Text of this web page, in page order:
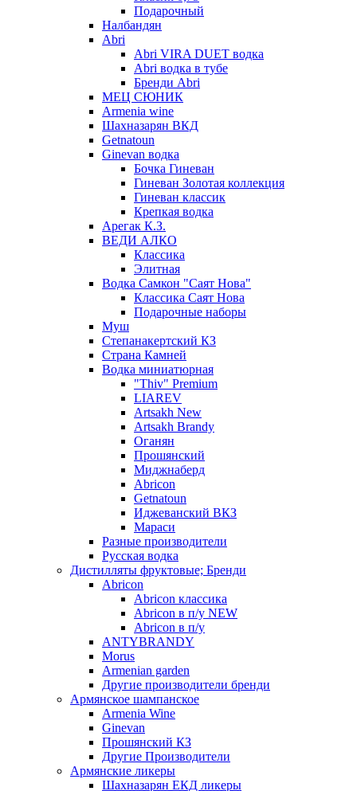
Подарочный
Налбандян
Abri
Abri VIRA DUET водка
Abri водка в тубе
Бренди Abri
МЕЦ СЮНИК
Armenia wine
Шахназарян ВКД
Getnatoun
Ginevan водка
Бочка Гиневан
Гиневан Золотая коллекция
Гиневан классик
Крепкая водка
Арегак К.З.
ВЕДИ АЛКО
Классика
Элитная
Водка Самкон "Саят Нова"
Классика Саят Нова
Подарочные наборы
Муш
Степанакертский КЗ
Страна Камней
Водка миниатюрная
"Thiv" Premium
LIAREV
Artsakh New
Artsakh Brandy
Оганян
Прошянский
Миджнаберд
Abricon
Getnatoun
Иджеванский ВКЗ
Мараси
Разные производители
Русская водка
Дистилляты фруктовые; Бренди
Abricon
Abricon классика
Abricon в п/у NEW
Abricon в п/у
ANTYBRANDY
Morus
Armenian garden
Другие производители бренди
Армянское шампанское
Armenia Wine
Ginevan
Прошянский КЗ
Другие Производители
Армянские ликеры
Шахназарян ЕКД ликеры